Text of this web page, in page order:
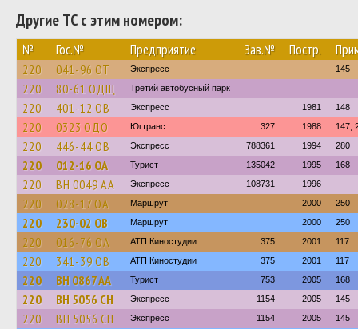
Другие ТС с этим номером:
№ Гос.№ Предприятие Зав.№ Постр.
220 041-96 ОТ Экспресс 145
220 80-61 ОДЩ Третий автобусный парк
220 401-12 ОВ Экспресс 1981 148
220 0323 ОДО Югтранс 327 1988 147,
220 446-44 ОВ Экспресс 788361 1994 280
220 012-16 ОА Турист 135042 1995 168
220 BH 0049 AA Экспресс 108731 1996
220 028-17 ОА Маршрут 2000 250
220 230-02 ОВ Маршрут 2000 250
220 016-76 ОА АТП Киностудии 375 2001 117
220 341-39 ОВ АТП Киностудии 375 2001 117
220 BH 0867 AA Турист 753 2005 168
220 BH 5056 CH Экспресс 1154 2005 145
220 BH 5056 CH Экспресс 1154 2005 145